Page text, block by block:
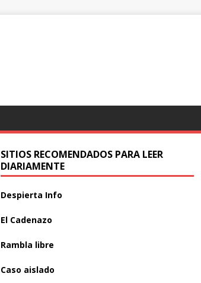
SITIOS RECOMENDADOS PARA LEER
DIARIAMENTE
Despierta Info
El Cadenazo
Rambla libre
Caso aislado